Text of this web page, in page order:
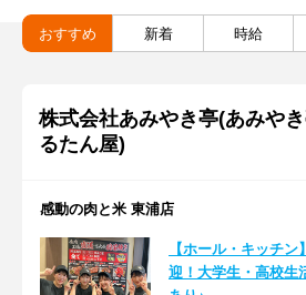
おすすめ 新着 時給
株式会社あみやき亭(あみや
るたん屋)
感動の肉と米 東浦店
【ホール・キッチ
迎！大学生・高校